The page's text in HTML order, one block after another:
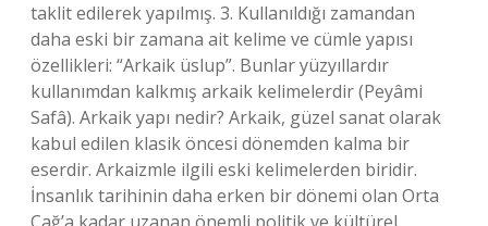
taklit edilerek yapılmış. 3. Kullanıldığı zamandan
daha eski bir zamana ait kelime ve cümle yapısı
özellikleri: “Arkaik üslup”. Bunlar yüzyıllardır
kullanımdan kalkmış arkaik kelimelerdir (Peyâmi
Safâ). Arkaik yapı nedir? Arkaik, güzel sanat olarak
kabul edilen klasik öncesi dönemden kalma bir
eserdir. Arkaizmle ilgili eski kelimelerden biridir.
İnsanlık tarihinin daha erken bir dönemi olan Orta